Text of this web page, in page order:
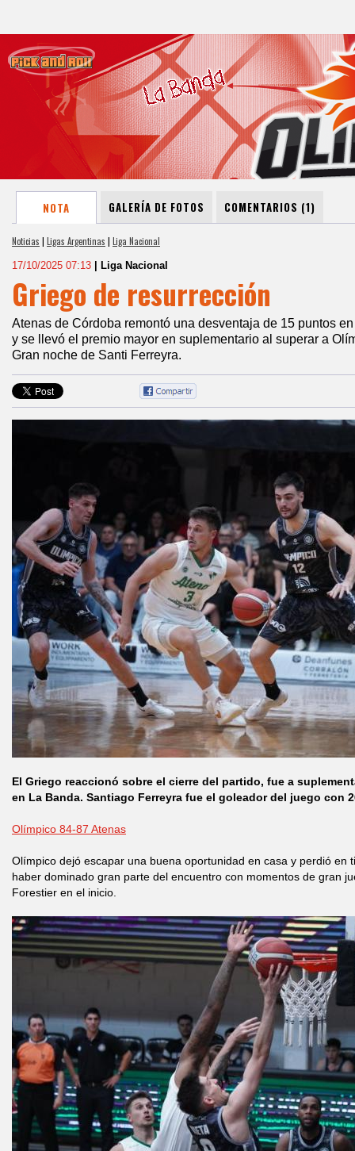
NOTA GALERÍA DE FOTOS COMENTARIOS (1)
Noticias | Ligas Argentinas | Liga Nacional
17/10/2025 07:13 | Liga Nacional
Griego de resurrección
Atenas de Córdoba remontó una desventaja de 15 puntos
y se llevó el premio mayor en suplementario al superar a
Gran noche de Santi Ferreyra.
El Griego reaccionó sobre el cierre del partido, fue a
en La Banda. Santiago Ferreyra fue el goleador del juego con
Olímpico 84-87 Atenas
Olímpico dejó escapar una buena oportunidad en casa y perdió en
haber dominado gran parte del encuentro con momentos de gran
Forestier en el inicio.